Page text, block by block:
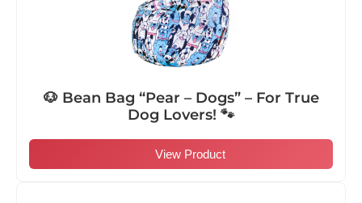
🐶 Bean Bag “Pear – Dogs” – For True
Dog Lovers! 🐾
View Product